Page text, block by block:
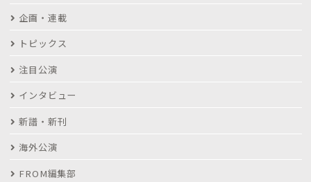
企画・連載
トピックス
注目公演
インタビュー
新譜・新刊
海外公演
FROM編集部